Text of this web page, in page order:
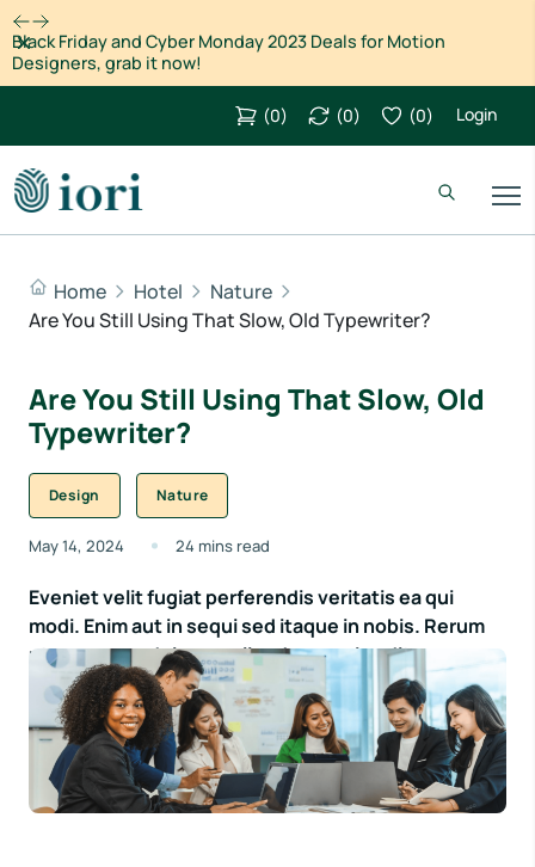
Black Friday and Cyber Monday 2023 Deals for Motion
Designers, grab it now!
Dismiss
(0) (0) (0) Login
Home Hotel
Nature
Are You Still Using That Slow, Old Typewriter?
Are You Still Using That Slow, Old
Typewriter?
Design Nature
May 14, 2024 24 mins read
Eveniet velit fugiat perferendis veritatis ea qui
modi. Enim aut in sequi sed itaque in nobis. Rerum
ut numquam dolor repellendus omnis odit.
Praesentium vero aut cumque sed blanditiis
voluptas.